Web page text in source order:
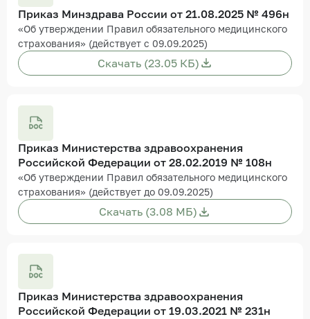
Приказ Минздрава России от 21.08.2025 № 496н
«Об утверждении Правил обязательного медицинского
страхования» (действует с 09.09.2025)
Скачать (23.05 КБ)
Приказ Министерства здравоохранения
Российской Федерации от 28.02.2019 № 108н
«Об утверждении Правил обязательного медицинского
страхования» (действует до 09.09.2025)
Скачать (3.08 МБ)
Приказ Министерства здравоохранения
Российской Федерации от 19.03.2021 № 231н